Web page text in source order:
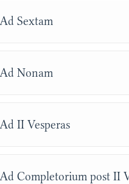
Ad Sextam
Ad Nonam
Ad II Vesperas
Ad Completorium post II